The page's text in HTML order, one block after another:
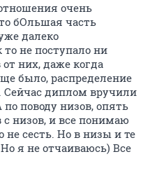
очень
бОльшая часть
далеко
то не поступало ни
них, даже когда
было, распределение
Сейчас диплом вручили
поводу низов, опять
низов, и все понимаю
не сесть. Но в низы и те
я не отчаиваюсь) Все